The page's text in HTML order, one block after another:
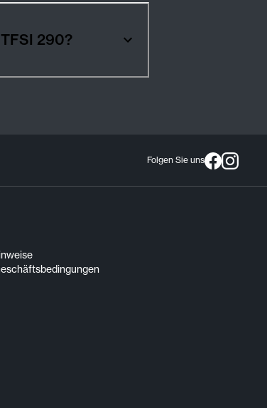
30 TFSI 290?
Folgen Sie uns